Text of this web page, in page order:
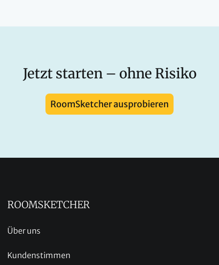
Jetzt starten – ohne Risiko
RoomSketcher ausprobieren
ROOMSKETCHER
Über uns
Kundenstimmen